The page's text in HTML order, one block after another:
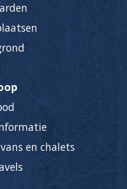
en chalets